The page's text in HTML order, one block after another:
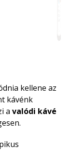
kellene az
kávénk
a valódi kávé